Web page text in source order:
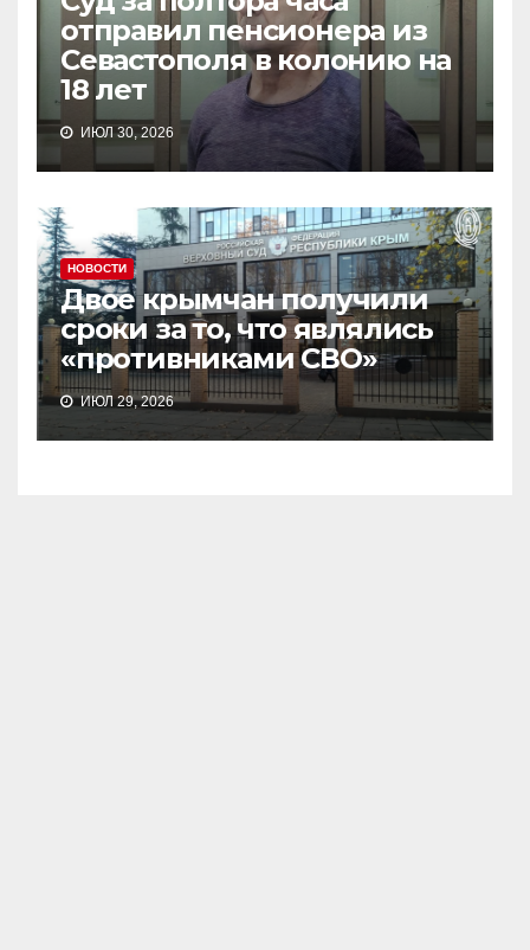
отправил пенсионера из
Севастополя в колонию на
18 лет
ИЮЛ 30, 2026
НОВОСТИ
Двое крымчан получили
сроки за то, что являлись
«противниками СВО»
ИЮЛ 29, 2026